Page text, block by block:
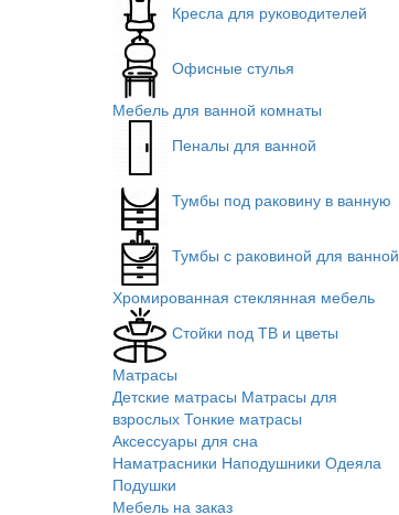
Кресла для руководителей
Офисные стулья
Мебель для ванной комнаты
Пеналы для ванной
Тумбы под раковину в ванную
Тумбы с раковиной для ванной
Хромированная стеклянная мебель
Стойки под ТВ и цветы
Матрасы
Детские матрасы Матрасы для
взрослых Тонкие матрасы
Аксессуары для сна
Наматрасники Наподушники Одеяла
Подушки
Мебель на заказ